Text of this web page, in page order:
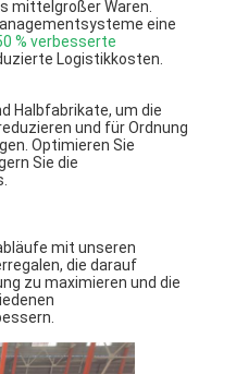
mittelgroßer Waren.
eine
% verbesserte
Logistikkosten.
Halbfabrikate, um die
und für Ordnung
Optimieren Sie
Sie die
mit unseren
die darauf
zu maximieren und die